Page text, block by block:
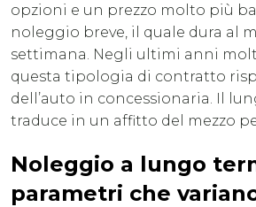
opzioni e un prezzo molto più
noleggio breve, il quale dura al
settimana. Negli ultimi anni
questa tipologia di contratto
dell’auto in concessionaria. Il
traduce in un affitto del mezzo
Noleggio a lungo
parametri che